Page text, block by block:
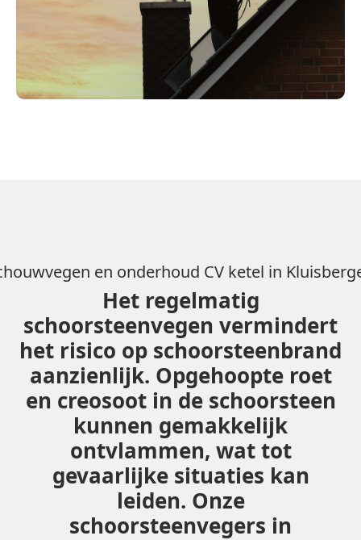
en onderhoud CV ketel in
Het regelmatig
schoorsteenvegen vermindert
het risico op schoorsteenbrand
aanzienlijk. Opgehoopte roet
en creosoot in de schoorsteen
kunnen gemakkelijk
ontvlammen, wat tot
gevaarlijke situaties kan
leiden. Onze
schoorsteenvegers in